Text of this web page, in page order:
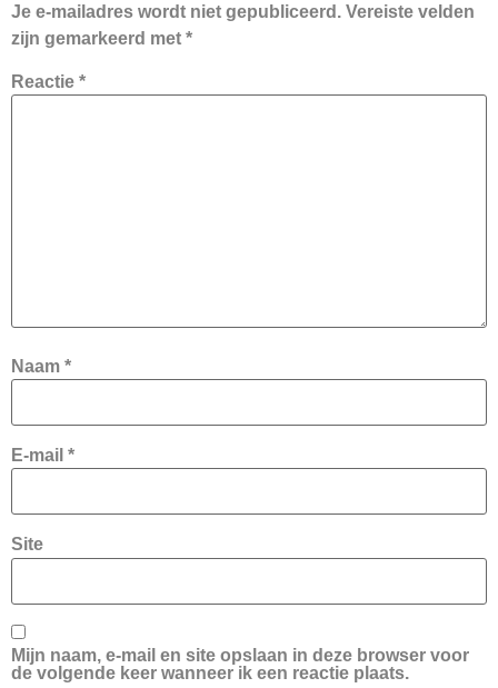
Je e-mailadres wordt niet gepubliceerd. Vereiste velden
zijn gemarkeerd met *
Reactie *
Naam *
E-mail *
Site
Mijn naam, e-mail en site opslaan in deze browser voor
de volgende keer wanneer ik een reactie plaats.